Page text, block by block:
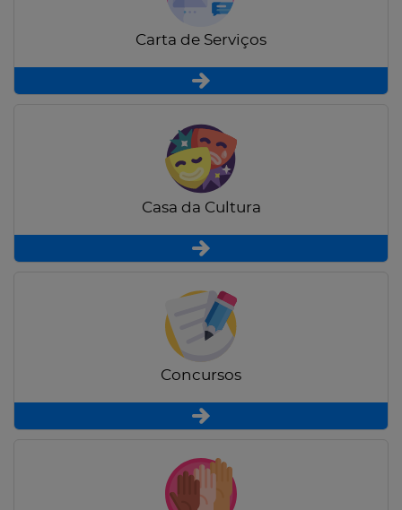
Carta de Serviços
Casa da Cultura
Concursos